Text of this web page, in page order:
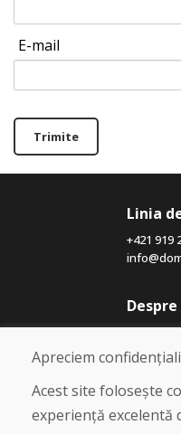
E-mail
Trimite
Linia
+421 919
Blog
Despre
Magazin
Contact
Apreciem
Acest site folosește
experiență excelentă